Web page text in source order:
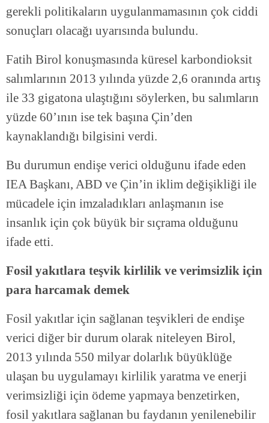
gerekli politikaların uygulanmamasının çok ciddi
sonuçları olacağı uyarısında bulundu.
Fatih Birol konuşmasında küresel karbondioksit
salımlarının 2013 yılında yüzde 2,6 oranında artış
ile 33 gigatona ulaştığını söylerken, bu salımların
yüzde 60’ının ise tek başına Çin’den
kaynaklandığı bilgisini verdi.
Bu durumun endişe verici olduğunu ifade eden
IEA Başkanı, ABD ve Çin’in iklim değişikliği ile
mücadele için imzaladıkları anlaşmanın ise
insanlık için çok büyük bir sıçrama olduğunu
ifade etti.
Fosil yakıtlara teşvik kirlilik ve verimsizlik için
para harcamak demek
Fosil yakıtlar için sağlanan teşvikleri de endişe
verici diğer bir durum olarak niteleyen Birol,
2013 yılında 550 milyar dolarlık büyüklüğe
ulaşan bu uygulamayı kirlilik yaratma ve enerji
verimsizliği için ödeme yapmaya benzetirken,
fosil yakıtlara sağlanan bu faydanın yenilenebilir